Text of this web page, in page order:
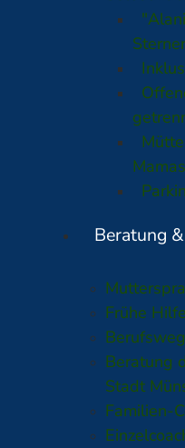
Beratung
Frühe
Beratung
Stadt
Familien-